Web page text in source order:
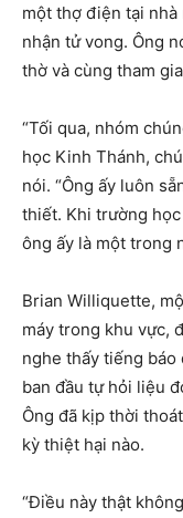
một thợ điện tại nhà
nhận tử vong. Ông
thờ và cùng tham
“Tối qua, nhóm
học Kinh Thánh,
nói. “Ông ấy luôn
thiết. Khi trường
ông ấy là một trong
Brian Williquette,
máy trong khu vực,
nghe thấy tiếng
ban đầu tự hỏi liệu
Ông đã kịp thời
kỳ thiệt hại nào.
“Điều này thật